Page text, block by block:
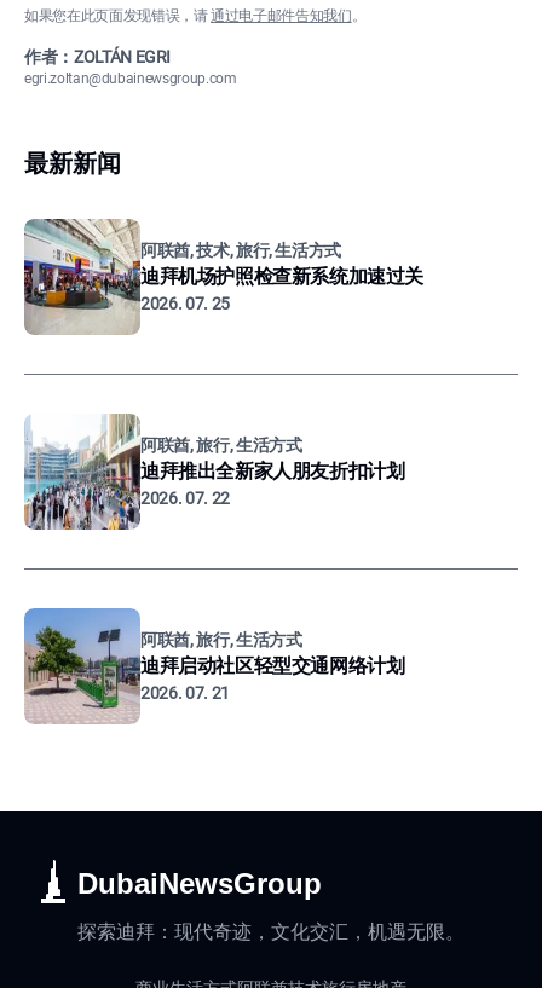
如果您在此页面发现错误，请通过电子邮件告知我们。
作者：ZOLTÁN EGRI
egri.zoltan@dubainewsgroup.com
最新新闻
阿联酋, 技术, 旅行, 生活方式
迪拜机场护照检查新系统加速过关
2026. 07. 25
阿联酋, 旅行, 生活方式
迪拜推出全新家人朋友折扣计划
2026. 07. 22
阿联酋, 旅行, 生活方式
迪拜启动社区轻型交通网络计划
2026. 07. 21
DubaiNewsGroup
探索迪拜：现代奇迹，文化交汇，机遇无限。